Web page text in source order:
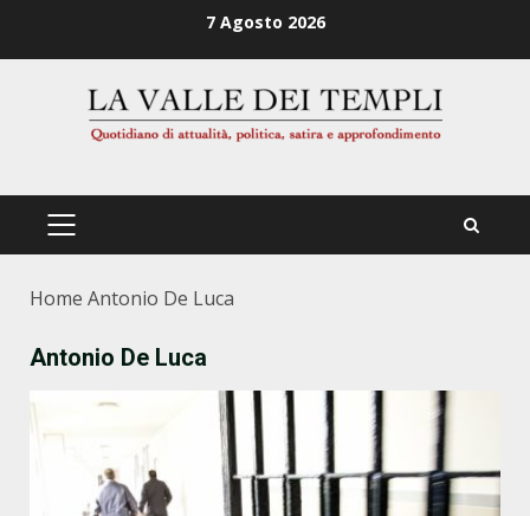
7 Agosto 2026
PRIMÄRES
Home Antonio De Luca
Antonio De Luca